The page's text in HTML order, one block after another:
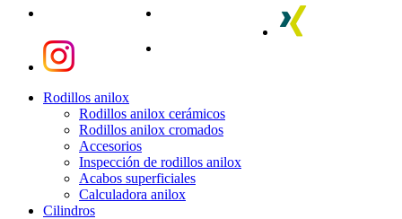
xing
instagram
Close
Rodillos anilox
Rodillos anilox cerámicos
Rodillos anilox cromados
Accesorios
Inspección de rodillos anilox
Acabos superficiales
Calculadora anilox
Cilindros